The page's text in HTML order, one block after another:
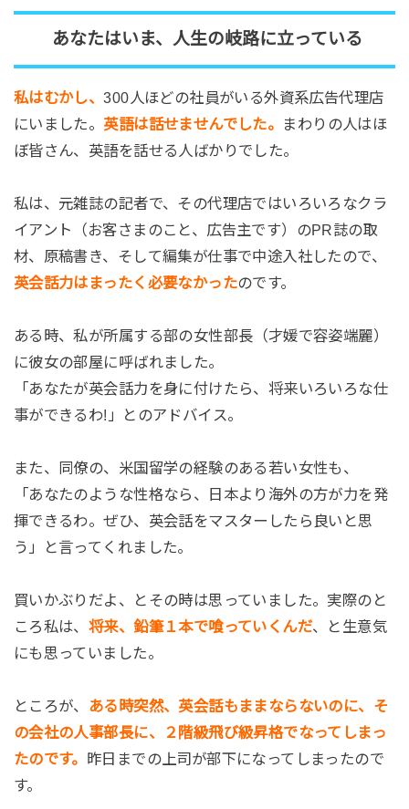
あなたはいま、人生の岐路に立っている
私はむかし、300人ほどの社員がいる外資系広告代理店
にいました。 英語は話せませんでした。
まわりの人はほ
ぼ皆さん、英語を話せる人ばかりでした。
私は、元雑誌の記者で、その代理店ではいろいろなクラ
イアント（お客さまのこと、広告主です）のPR誌の取
材、原稿書き、そして編集が仕事で中途入社したので、
英会話力はまったく必要なかったのです。
ある時、私が所属する部の女性部長（才媛で容姿端麗）
に彼女の部屋に呼ばれました。
「あなたが英会話力を身に付けたら、将来いろいろな仕
事ができるわ!」とのアドバイス。
また、同僚の、米国留学の経験のある若い女性も、
「あなたのような性格なら、日本より海外の方が力を発
揮できるわ。ぜひ、英会話をマスターしたら良いと思
う」と言ってくれました。
買いかぶりだよ、とその時は思っていました。実際のと
ころ私は、 将来、鉛筆１本で喰っていくんだ、と生意気
にも思っていました。
ところが、 ある時突然、英会話もままならないのに、そ
の会社の人事部長に、２階級飛び級昇格でなってしまっ
たのです。 昨日までの上司が部下になってしまったので
す。